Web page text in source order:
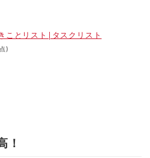
ことリスト|タスクリスト
)
！